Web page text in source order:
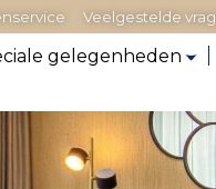
Veelgestelde
gelegenheden